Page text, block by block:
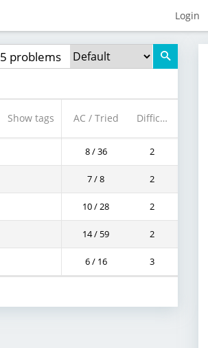
Login
5 problems
Show tags AC / Tried Difficulty
8 / 36 2
7 / 8 2
10 / 28 2
14 / 59 2
6 / 16 3